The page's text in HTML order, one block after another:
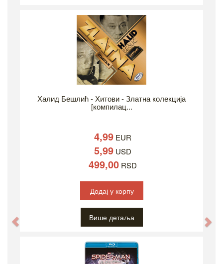
Халид Бешлић - Хитови - Златна колекција
[компилац...
4,99 EUR
5,99 USD
499,00 RSD
Додај у корпу
Више детаља